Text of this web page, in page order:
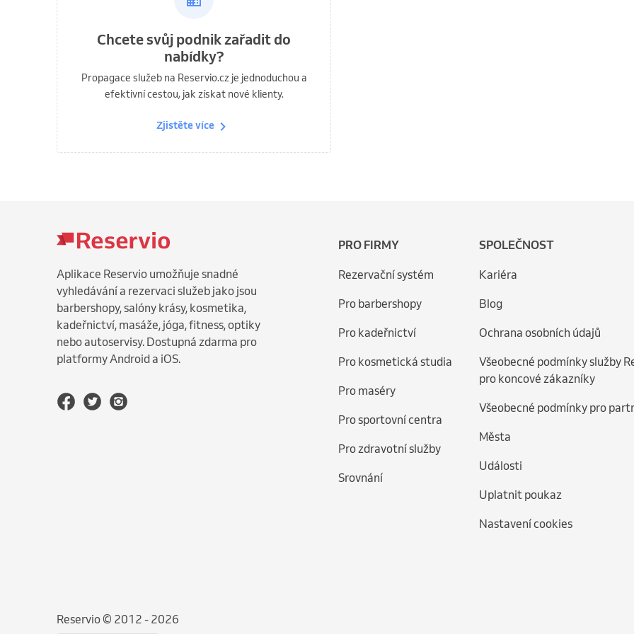
Chcete svůj podnik zařadit do
nabídky?
Propagace služeb na Reservio.cz je jednoduchou a
efektivní cestou, jak získat nové klienty.
Zjistěte více
Aplikace Reservio umožňuje snadné
vyhledávání a rezervaci služeb jako jsou
barbershopy, salóny krásy, kosmetika,
kadeřnictví, masáže, jóga, fitness, optiky
nebo autoservisy. Dostupná zdarma pro
platformy Android a iOS.
PRO FIRMY
Rezervační systém
Pro barbershopy
Pro kadeřnictví
Pro kosmetická studia
Pro maséry
Pro sportovní centra
Pro zdravotní služby
Srovnání
SPOLEČNOST
Kariéra
Blog
Ochrana osobních údajů
Všeobecné podmínky služby
pro koncové zákazníky
Všeobecné podmínky pro
Města
Události
Uplatnit poukaz
Nastavení cookies
Reservio © 2012 - 2026